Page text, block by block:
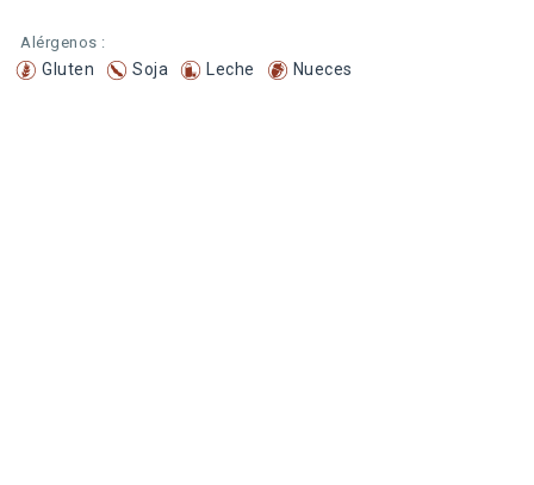
Alérgenos :
Gluten Soja Leche Nueces